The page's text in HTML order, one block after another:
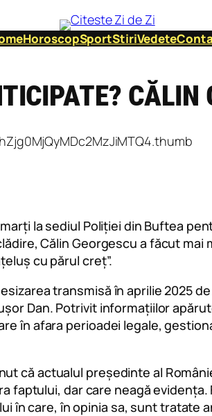
HoroscopSportStiriVedete
la sediul Poliției din Buftea
Călin Georgescu a făcut
cu părul creț”.
transmisă în aprilie 2025
Dan. Potrivit informațiilor
în afara perioadei legale,
că actualul președinte al
faptului, dar care neagă
în care, în opinia sa, sunt tratate